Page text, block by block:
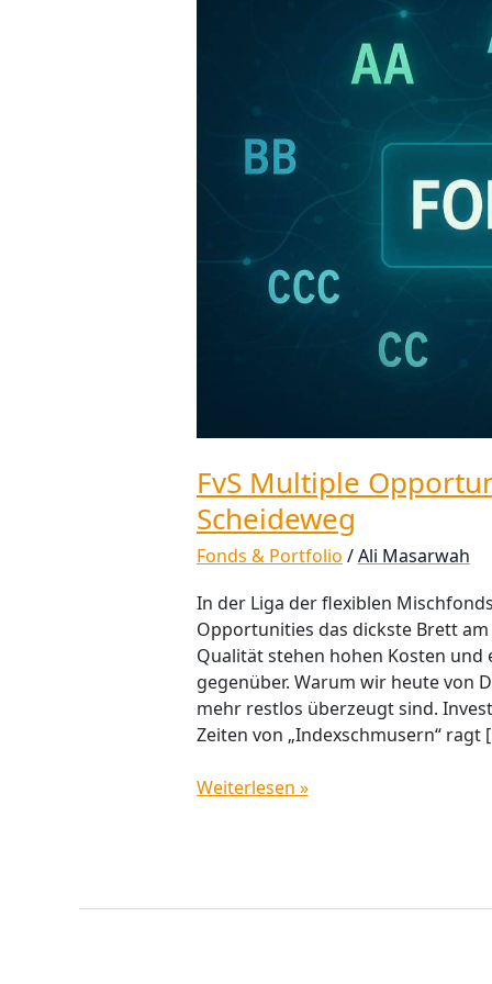
FvS Multiple
Scheideweg
Fonds & Portfolio /Ali Masarwah
In der Liga der flexiblen
Opportunities das dickste Brett
Qualität stehen hohen Kosten
gegenüber. Warum wir heute von
mehr restlos überzeugt sind.
Zeiten von „Indexschmusern“ ragt
Weiterlesen »